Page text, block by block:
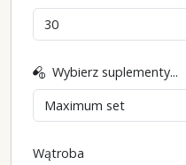
Wybierz suplementy...
Wątroba